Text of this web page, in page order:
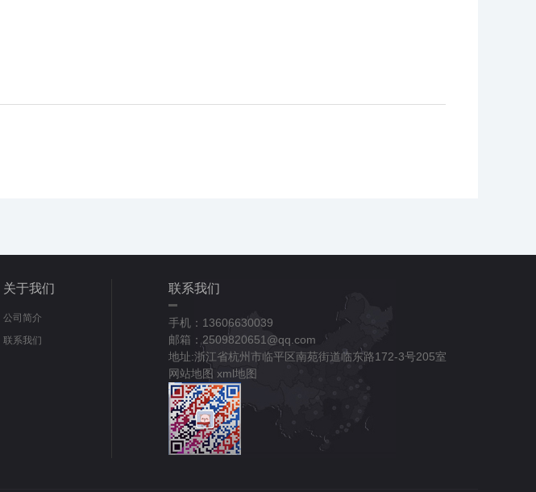
关于我们
公司简介
联系我们
联系我们
手机：13606630039
邮箱：2509820651@qq.com
地址:浙江省杭州市临平区南苑街道临东路172-3号205室
网站地图 xml地图